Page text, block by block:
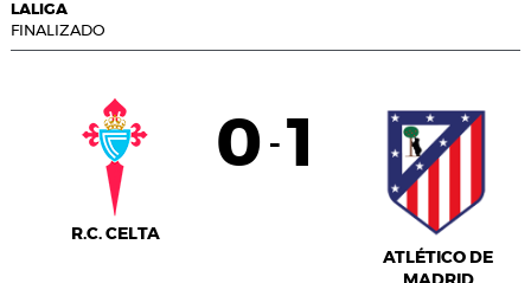
LALIGA
FINALIZADO
R.C. CELTA
0 - 1
ATLÉTICO DE